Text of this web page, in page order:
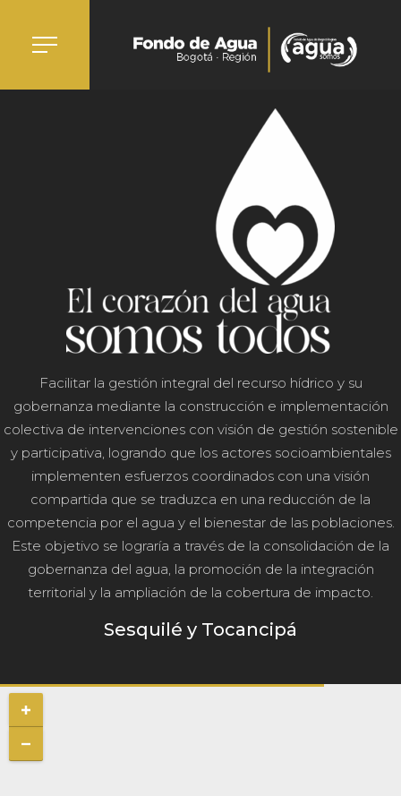
Facilitar la gestión integral del recurso hídrico y su
gobernanza mediante la construcción e implementación
colectiva de intervenciones con visión de gestión sostenible
y participativa, logrando que los actores socioambientales
implementen esfuerzos coordinados con una visión
compartida que se traduzca en una reducción de la
competencia por el agua y el bienestar de las poblaciones.
Este objetivo se lograría a través de la consolidación de la
gobernanza del agua, la promoción de la integración
territorial y la ampliación de la cobertura de impacto.
Sesquilé y Tocancipá